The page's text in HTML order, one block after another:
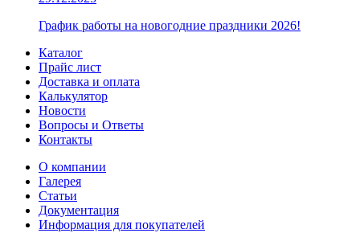
График работы на новогодние праздники 2026!
Каталог
Прайс лист
Доставка и оплата
Калькулятор
Новости
Вопросы и Ответы
Контакты
О компании
Галерея
Статьи
Документация
Информация для покупателей